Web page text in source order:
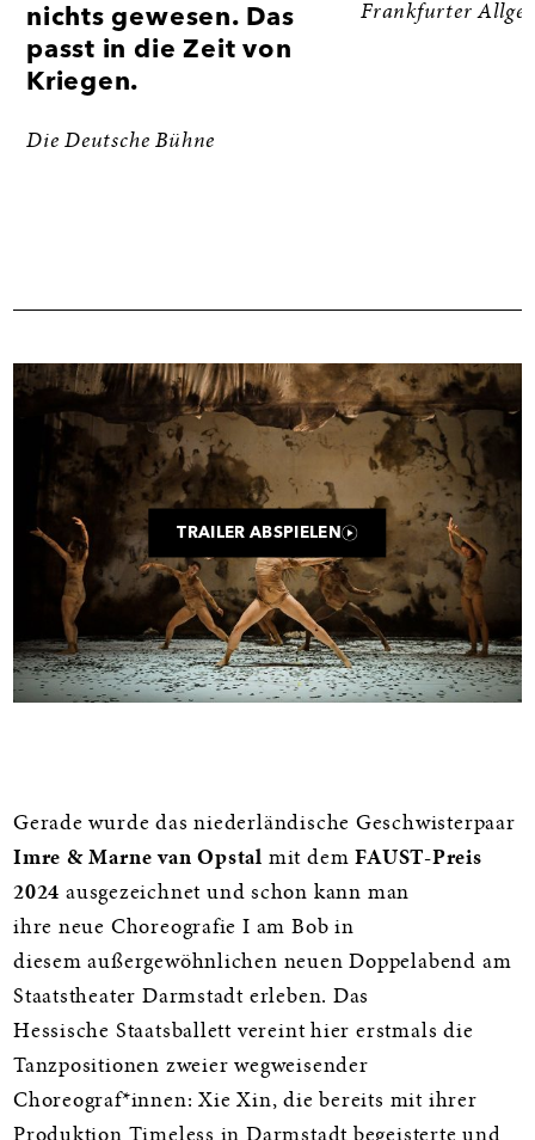
nichts gewesen. Das
passt in die Zeit von
Kriegen.
Die Deutsche Bühne
Frankfurter
Trailer
TRAILER ABSPIELEN
Informationen
Gerade wurde das niederländische Geschwisterpaar
Imre & Marne van Opstal mit demFAUST-Preis
2024 ausgezeichnet und schon kann man
ihre neue Choreografie I am Bob in
diesem außergewöhnlichen neuen Doppelabend am
Staatstheater Darmstadt erleben. Das
Hessische Staatsballett vereint hier erstmals die
Tanzpositionen zweier wegweisender
Choreograf*innen: Xie Xin, die bereits mit ihrer